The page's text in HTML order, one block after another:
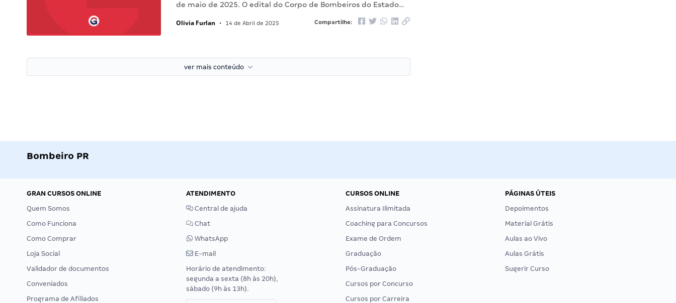
de maio de 2025. O edital do Corpo de Bombeiros do Estado…
Olivia Furlan • 14 de Abril de 2025 Compartilhe:
ver mais conteúdo
Bombeiro PR
GRAN CURSOS ONLINE
Quem Somos
Como Funciona
Como Comprar
Loja Social
Validador de documentos
Conveniados
Programa de Afiliados
ATENDIMENTO
Central de ajuda
Chat
WhatsApp
E-mail
Horário de atendimento:
segunda a sexta (8h às 20h),
sábado (9h às 13h).
CURSOS ONLINE
Assinatura Ilimitada
Coaching para Concursos
Exame de Ordem
Graduação
Pós-Graduação
Cursos por Concurso
Cursos por Carreira
PÁGINAS ÚTEIS
Depoimentos
Material Grátis
Aulas ao Vivo
Aulas Grátis
Sugerir Curso